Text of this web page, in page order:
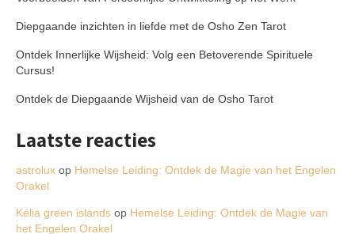
Diepgaande inzichten in liefde met de Osho Zen Tarot
Ontdek Innerlijke Wijsheid: Volg een Betoverende Spirituele
Cursus!
Ontdek de Diepgaande Wijsheid van de Osho Tarot
Laatste reacties
astrolux op Hemelse Leiding: Ontdek de Magie van het Engelen
Orakel
Kélia green islands op Hemelse Leiding: Ontdek de Magie van
het Engelen Orakel